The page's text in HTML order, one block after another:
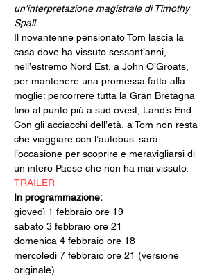
un'interpretazione magistrale di Timothy
Spall.
Il novantenne pensionato Tom lascia la
casa dove ha vissuto sessant’anni,
nell’estremo Nord Est, a John O’Groats,
per mantenere una promessa fatta alla
moglie: percorrere tutta la Gran Bretagna
fino al punto più a sud ovest, Land’s End.
Con gli acciacchi dell’età, a Tom non resta
che viaggiare con l’autobus: sarà
l’occasione per scoprire e meravigliarsi di
un intero Paese che non ha mai vissuto.
TRAILER
In programmazione:
giovedì 1 febbraio ore 19
sabato 3 febbraio ore 21
domenica 4 febbraio ore 18
mercoledì 7 febbraio ore 21 (versione
originale)